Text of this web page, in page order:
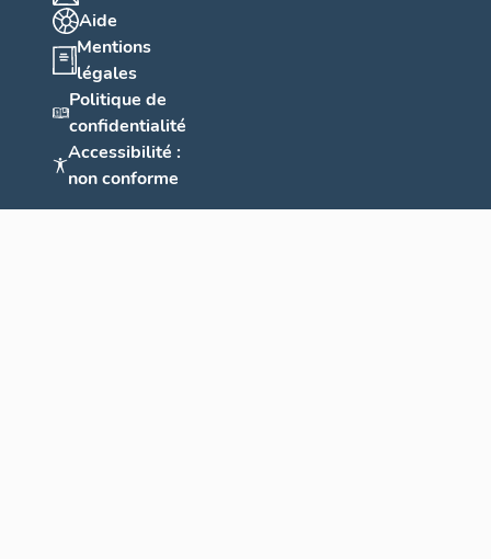
Aide
Mentions
légales
Politique de
confidentialité
Accessibilité :
non conforme